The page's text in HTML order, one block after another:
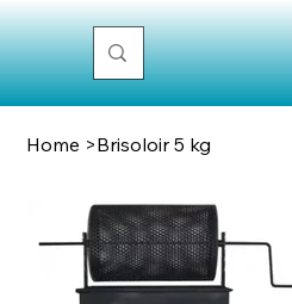
Home >Brisoloir 5 kg